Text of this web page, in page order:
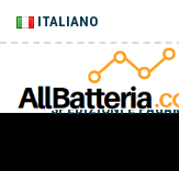
ITALIANO
SPEDIZIONI E